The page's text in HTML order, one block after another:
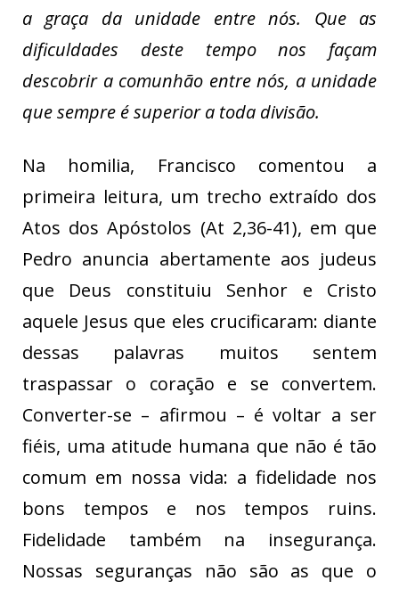
a graça da unidade entre nós. Que as
dificuldades deste tempo nos façam
descobrir a comunhão entre nós, a unidade
que sempre é superior a toda divisão.
Na homilia, Francisco comentou a
primeira leitura, um trecho extraído dos
Atos dos Apóstolos (At 2,36-41), em que
Pedro anuncia abertamente aos judeus
que Deus constituiu Senhor e Cristo
aquele Jesus que eles crucificaram: diante
dessas palavras muitos sentem
traspassar o coração e se convertem.
Converter-se – afirmou – é voltar a ser
fiéis, uma atitude humana que não é tão
comum em nossa vida: a fidelidade nos
bons tempos e nos tempos ruins.
Fidelidade também na insegurança.
Nossas seguranças não são as que o